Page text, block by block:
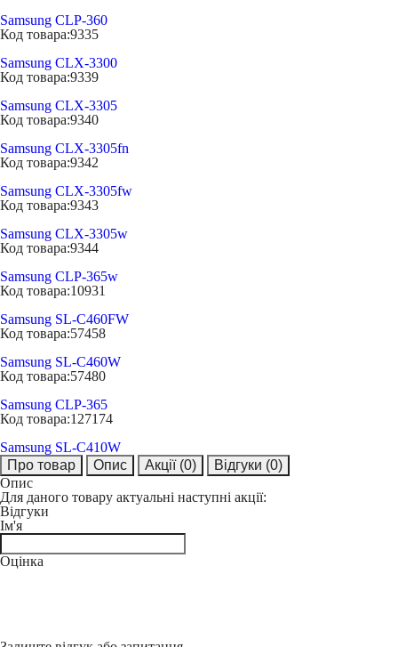
Samsung CLP-360
Код товара:9335
Samsung CLX-3300
Код товара:9339
Samsung CLX-3305
Код товара:9340
Samsung CLX-3305fn
Код товара:9342
Samsung CLX-3305fw
Код товара:9343
Samsung CLX-3305w
Код товара:9344
Samsung CLP-365w
Код товара:10931
Samsung SL-C460FW
Код товара:57458
Samsung SL-C460W
Код товара:57480
Samsung CLP-365
Код товара:127174
Samsung SL-C410W
Про товар
Опис Акції (0) Відгуки (0)
Опис
Для даного товару актуальні наступні акції:
Відгуки
Ім'я
Оцінка